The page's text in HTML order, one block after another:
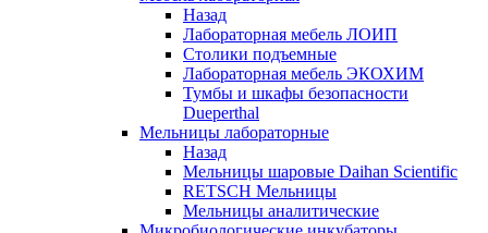
Назад
Лабораторная мебель ЛОИП
Столики подъемные
Лабораторная мебель ЭКОХИМ
Тумбы и шкафы безопасности
Dueperthal
Мельницы лабораторные
Назад
Мельницы шаровые Daihan Scientific
RETSCH Мельницы
Мельницы аналитические